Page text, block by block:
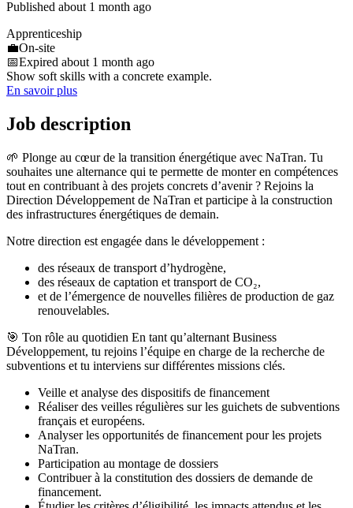
Published about 1 month ago
Apprenticeship
💼On-site
📅Expired about 1 month ago
Show soft skills with a concrete example.
En savoir plus
Job description
🌱 Plonge au cœur de la transition énergétique avec NaTran. Tu
souhaites une alternance qui te permette de monter en compétences
tout en contribuant à des projets concrets d’avenir ? Rejoins la
Direction Développement de NaTran et participe à la construction
des infrastructures énergétiques de demain.
Notre direction est engagée dans le développement :
des réseaux de transport d’hydrogène,
des réseaux de captation et transport de CO₂,
et de l’émergence de nouvelles filières de production de gaz
renouvelables.
🎯 Ton rôle au quotidien En tant qu’alternant Business
Développement, tu rejoins l’équipe en charge de la recherche de
subventions et tu interviens sur différentes missions clés.
Veille et analyse des dispositifs de financement
Réaliser des veilles régulières sur les guichets de subventions
français et européens.
Analyser les opportunités de financement pour les projets
NaTran.
Participation au montage de dossiers
Contribuer à la constitution des dossiers de demande de
financement.